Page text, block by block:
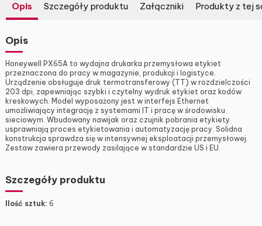
Opis Szczegóły produktu Załączniki Produkty z tej
Opis
Honeywell PX65A to wydajna drukarka przemysłowa etykiet
przeznaczona do pracy w magazynie, produkcji i logistyce.
Urządzenie obsługuje druk termotransferowy (TT) w rozdzielczości
203 dpi, zapewniając szybki i czytelny wydruk etykiet oraz kodów
kreskowych. Model wyposażony jest w interfejs Ethernet
umożliwiający integrację z systemami IT i pracę w środowisku
sieciowym. Wbudowany nawijak oraz czujnik pobrania etykiety
usprawniają proces etykietowania i automatyzację pracy. Solidna
konstrukcja sprawdza się w intensywnej eksploatacji przemysłowej.
Zestaw zawiera przewody zasilające w standardzie US i EU.
Szczegóły produktu
Ilość sztuk: 6